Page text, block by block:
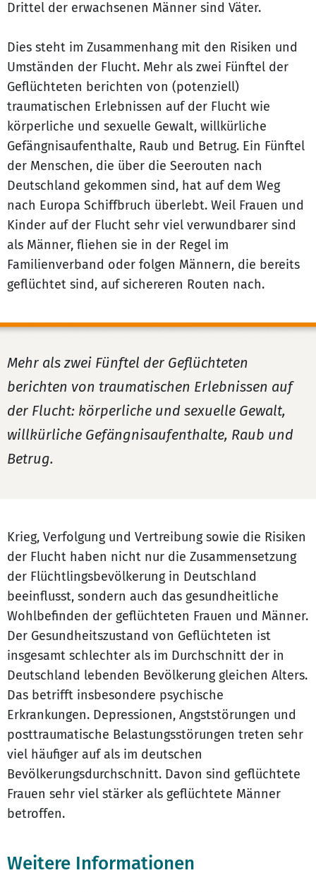
Drittel der erwachsenen Männer sind Väter.
Dies steht im Zusammenhang mit den Risiken und
Umständen der Flucht. Mehr als zwei Fünftel der
Geflüchteten berichten von (potenziell)
traumatischen Erlebnissen auf der Flucht wie
körperliche und sexuelle Gewalt, willkürliche
Gefängnisaufenthalte, Raub und Betrug. Ein Fünftel
der Menschen, die über die Seerouten nach
Deutschland gekommen sind, hat auf dem Weg
nach Europa Schiffbruch überlebt. Weil Frauen und
Kinder auf der Flucht sehr viel verwundbarer sind
als Männer, fliehen sie in der Regel im
Familienverband oder folgen Männern, die bereits
geflüchtet sind, auf sichereren Routen nach.
Mehr als zwei Fünftel der Geflüchteten
berichten von traumatischen Erlebnissen auf
der Flucht: körperliche und sexuelle Gewalt,
willkürliche Gefängnisaufenthalte, Raub und
Betrug.
Krieg, Verfolgung und Vertreibung sowie die Risiken
der Flucht haben nicht nur die Zusammensetzung
der Flüchtlingsbevölkerung in Deutschland
beeinflusst, sondern auch das gesundheitliche
Wohlbefinden der geflüchteten Frauen und Männer.
Der Gesundheitszustand von Geflüchteten ist
insgesamt schlechter als im Durchschnitt der in
Deutschland lebenden Bevölkerung gleichen Alters.
Das betrifft insbesondere psychische
Erkrankungen. Depressionen, Angststörungen und
posttraumatische Belastungsstörungen treten sehr
viel häufiger auf als im deutschen
Bevölkerungsdurchschnitt. Davon sind geflüchtete
Frauen sehr viel stärker als geflüchtete Männer
betroffen.
Weitere Informationen